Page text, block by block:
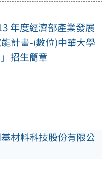
年度經濟部產業發展
計畫-(數位)中華大學
招生簡章
基材料科技股份有限公